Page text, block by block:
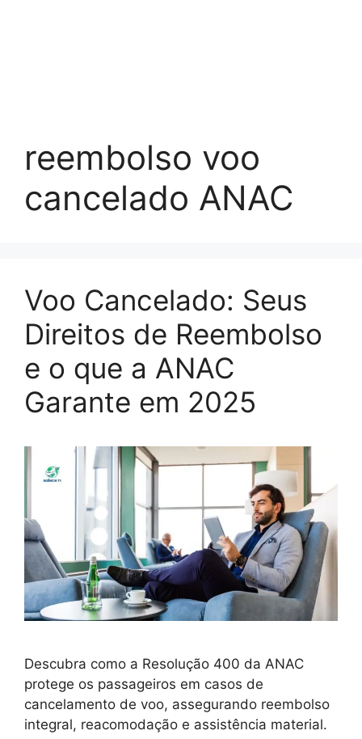
reembolso voo
cancelado ANAC
Voo Cancelado: Seus
Direitos de Reembolso
e o que a ANAC
Garante em 2025
Descubra como a Resolução 400 da ANAC
protege os passageiros em casos de
cancelamento de voo, assegurando reembolso
integral, reacomodação e assistência material.